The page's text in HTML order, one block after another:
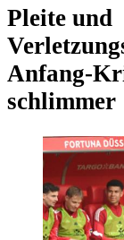
Pleite und
Anfang-
schlimmer